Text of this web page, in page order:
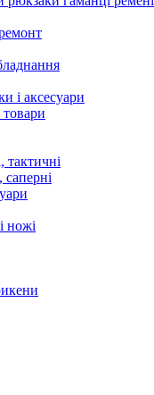
і аксесуари
товари
тактичні
ножі